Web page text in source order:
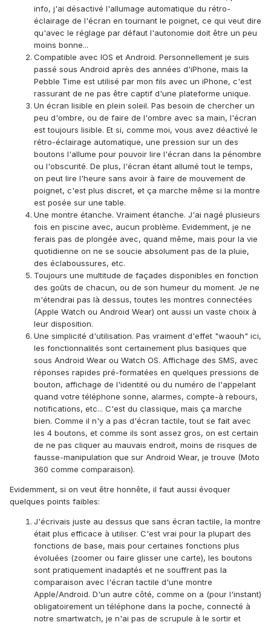
info, j'ai désactivé l'allumage automatique du rétro-
éclairage de l'écran en tournant le poignet, ce qui veut dire
qu'avec le réglage par défaut l'autonomie doit être un peu
moins bonne...
Compatible avec IOS et Android. Personnellement je suis
passé sous Android après des années d'iPhone, mais la
Pebble Time est utilisé par mon fils avec un iPhone, c'est
rassurant de ne pas être captif d'une plateforme unique.
Un écran lisible en plein soleil. Pas besoin de chercher un
peu d'ombre, ou de faire de l'ombre avec sa main, l'écran
est toujours lisible. Et si, comme moi, vous avez déactivé le
rétro-éclairage automatique, une pression sur un des
boutons l'allume pour pouvoir lire l'écran dans la pénombre
ou l'obscurité. De plus, l'écran étant allumé tout le temps,
on peut lire l'heure sans avoir à faire de mouvement de
poignet, c'est plus discret, et ça marche même si la montre
est posée sur une table.
Une montre étanche. Vraiment étanche. J'ai nagé plusieurs
fois en piscine avec, aucun problème. Evidemment, je ne
ferais pas de plongée avec, quand même, mais pour la vie
quotidienne on ne se soucie absolument pas de la pluie,
des éclaboussures, etc.
Toujours une multitude de façades disponibles en fonction
des goûts de chacun, ou de son humeur du moment. Je ne
m'étendrai pas là dessus, toutes les montres connectées
(Apple Watch ou Android Wear) ont aussi un vaste choix à
leur disposition.
Une simplicité d'utilisation. Pas vraiment d'effet "waouh" ici,
les fonctionnalités sont certainement plus basiques que
sous Android Wear ou Watch OS. Affichage des SMS, avec
réponses rapides pré-formatées en quelques pressions de
bouton, affichage de l'identité ou du numéro de l'appelant
quand votre téléphone sonne, alarmes, compte-à rebours,
notifications, etc... C'est du classique, mais ça marche
bien. Comme il n'y a pas d'écran tactile, tout se fait avec
les 4 boutons, et comme ils sont assez gros, on est certain
de ne pas cliquer au mauvais endroit, moins de risques de
fausse-manipulation que sur Android Wear, je trouve (Moto
360 comme comparaison).
Evidemment, si on veut être honnête, il faut aussi évoquer
quelques points faibles:
J'écrivais juste au dessus que sans écran tactile, la montre
était plus efficace à utiliser. C'est vrai pour la plupart des
fonctions de base, mais pour certaines fonctions plus
évoluées (zoomer ou faire glisser une carte), les boutons
sont pratiquement inadaptés et ne souffrent pas la
comparaison avec l'écran tactile d'une montre
Apple/Android. D'un autre côté, comme on a (pour l'instant)
obligatoirement un téléphone dans la poche, connecté à
notre smartwatch, je n'ai pas de scrupule à le sortir et